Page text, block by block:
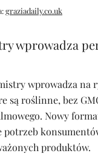
graziadaily.co.uk
wprowadza
wprowadza na
są roślinne, bez
Nowy
potrzeb
produktów.